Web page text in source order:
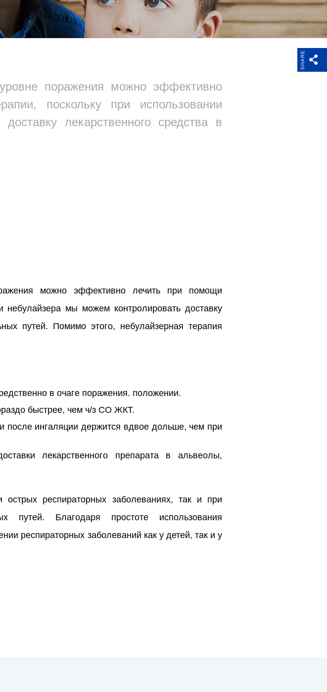
SHARE
поражения можно эффективно
поскольку при использовании
лекарственного средства в
можно эффективно лечить при помощи
небулайзера мы можем контролировать доставку
путей. Помимо этого, небулайзерная терапия
в очаге поражения. положении.
быстрее, чем ч/з СО ЖКТ.
после ингаляции держится вдвое дольше, чем при
лекарственного препарата в альвеолы,
респираторных заболеваниях, так и при
путей. Благодаря простоте использования
респираторных заболеваний как у детей, так и у